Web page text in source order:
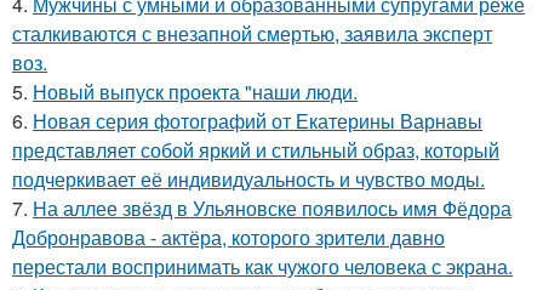
сталкиваются с внезапной смертью, заявила эксперт
воз.
5. Новый выпуск проекта "наши люди.
6. Новая серия фотографий от Екатерины Варнавы
представляет собой яркий и стильный образ, который
подчеркивает её индивидуальность и чувство моды.
7. На аллее звёзд в Ульяновске появилось имя Фёдора
Добронравова - актёра, которого зрители давно
перестали воспринимать как чужого человека с экрана.